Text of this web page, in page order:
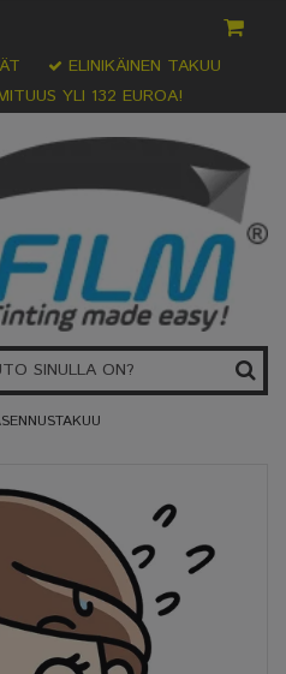
YLI 132 EUROA!
ELINIKÄINEN TAKUU